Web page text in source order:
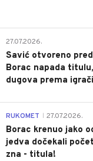
27.07.2026.
Savić otvoreno
Borac napada
dugova prema
RUKOMET 27.07.2026.
Borac krenuo jako
jedva dočekali
zna - titula!